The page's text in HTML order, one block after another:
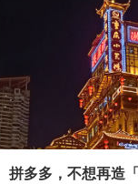
拼多多，不想再造